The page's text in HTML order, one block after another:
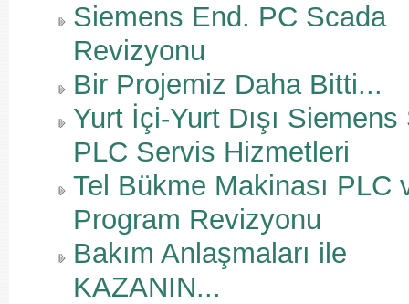
Siemens End. PC Scada
Revizyonu
Bir Projemiz Daha Bitti...
Yurt İçi-Yurt Dışı Siemens
PLC Servis Hizmetleri
Tel Bükme Makinası PLC
Program Revizyonu
Bakım Anlaşmaları ile
KAZANIN...